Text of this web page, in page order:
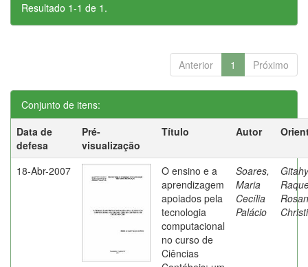
Resultado 1-1 de 1.
Anterior 1 Próximo
Conjunto de itens:
Data de
defesa
Pré-
visualização
Título Autor
18-Abr-2007
O ensino e a
aprendizagem
apoiados pela
tecnologia
computacional
no curso de
Ciências
Soares,
Maria
Cecília
Palácio
Rosan